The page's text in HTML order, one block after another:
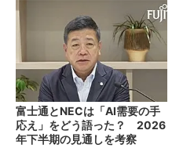
富士通とNECは「AI需要の手
応え」をどう語った？ 2026
年下半期の見通しを考察